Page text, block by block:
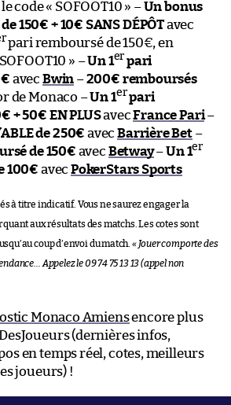
code « SOFOOT10 » –Un bonus
150€ + 10€ SANS DÉPÔTavec
pari remboursé de 150€, en
» –Un 1er pari
avec Bwin –200€ remboursés
de Monaco –Un 1erpari
+ 50€ EN PLUSavecFrance Pari–
de 250€ avecBarrière Bet–
de 150€ avec Betway–Un 1er
100€ avec PokerStars Sports
à titre indicatif. Vous ne saurez engager la
aux résultats des matchs. Les cotes sont
coup d’envoi du match. « Jouer comporte des
Appelez le 09 74 75 13 13 (appel non
Monaco Amiensencore plus
(dernières infos,
en temps réel, cotes, meilleurs
joueurs) !